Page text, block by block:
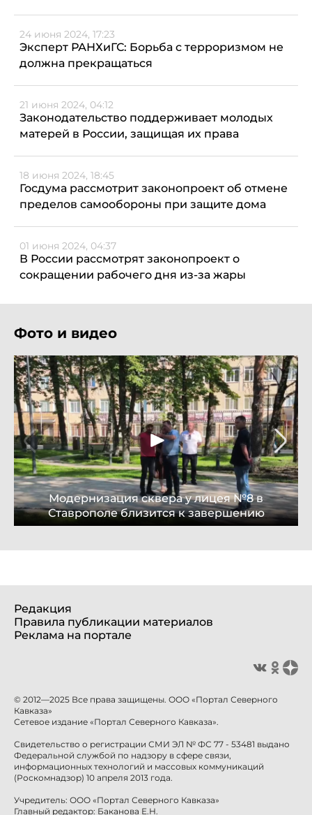
24 июня 2024, 17:23
Эксперт РАНХиГС: Борьба с терроризмом не
должна прекращаться
21 июня 2024, 04:12
Законодательство поддерживает молодых
матерей в России, защищая их права
18 июня 2024, 18:45
Госдума рассмотрит законопроект об отмене
пределов самообороны при защите дома
01 июня 2024, 04:37
В России рассмотрят законопроект о
сокращении рабочего дня из-за жары
Фото и видео
Модернизация сквера у лицея №8 в
Ставрополе близится к завершению
Редакция
Правила публикации материалов
Реклама на портале
© 2012—2025 Все права защищены. ООО «Портал Северного
Кавказа»
Сетевое издание «Портал Северного Кавказа».
Свидетельство о регистрации СМИ ЭЛ № ФС 77 - 53481 выдано
Федеральной службой по надзору в сфере связи,
информационных технологий и массовых коммуникаций
(Роскомнадзор) 10 апреля 2013 года.
Учредитель: ООО «Портал Северного Кавказа»
Главный редактор: Баканова Е.Н.